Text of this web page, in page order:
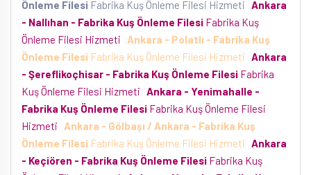
Önleme Filesi Fabrika Kuş Önleme Filesi Hizmeti Ankara
- Nallıhan - Fabrika Kuş Önleme Filesi Fabrika Kuş
Önleme Filesi Hizmeti
Ankara - Polatlı - Fabrika Kuş
Önleme Filesi Fabrika Kuş Önleme Filesi Hizmeti Ankara
- Şereflikoçhisar - Fabrika Kuş Önleme Filesi Fabrika
Kuş Önleme Filesi Hizmeti Ankara - Yenimahalle -
Fabrika Kuş Önleme Filesi Fabrika Kuş Önleme Filesi
Hizmeti
Ankara - Gölbaşı / Ankara - Fabrika Kuş
Önleme Filesi Fabrika Kuş Önleme Filesi Hizmeti Ankara
- Keçiören - Fabrika Kuş Önleme Filesi Fabrika Kuş